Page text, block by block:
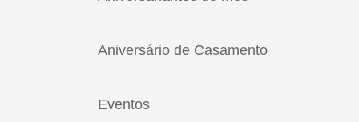
Aniversário de Casamento
Eventos